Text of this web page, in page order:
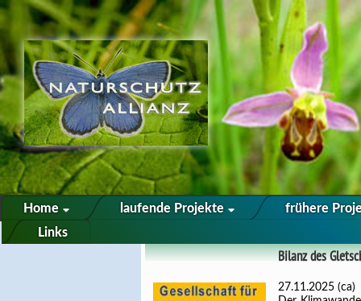
Home laufende Projekte
frühere
Links
Bilanz des
27.11.2025 (ca)